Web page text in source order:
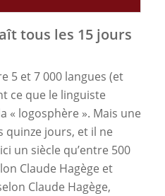
tous les 15 jours
5 et 7 000 langues (et
ce que le linguiste
« logosphère ». Mais une
quinze jours, et il ne
un siècle qu’entre 500
Claude Hagège et
Claude Hagège,